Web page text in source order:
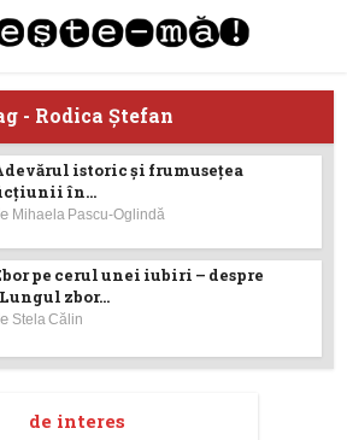
- Rodica Ştefan
istoric și frumusețea
în...
Mihaela Pascu-Oglindă
pe cerul unei iubiri – despre
zbor...
Stela Călin
de interes